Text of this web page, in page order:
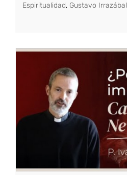
Espiritualidad, Gustavo Irrazábal